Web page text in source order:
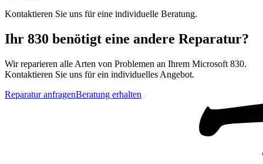
Kontaktieren Sie uns für eine individuelle Beratung.
Ihr 830 benötigt eine andere Reparatur?
Wir reparieren alle Arten von Problemen an Ihrem Microsoft 830.
Kontaktieren Sie uns für ein individuelles Angebot.
Reparatur anfragenBeratung erhalten